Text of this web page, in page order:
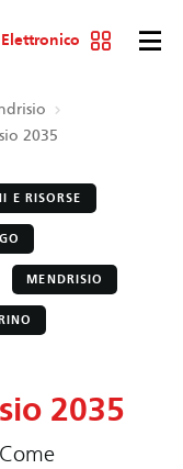
2035
E RISORSE
MENDRISIO
2035